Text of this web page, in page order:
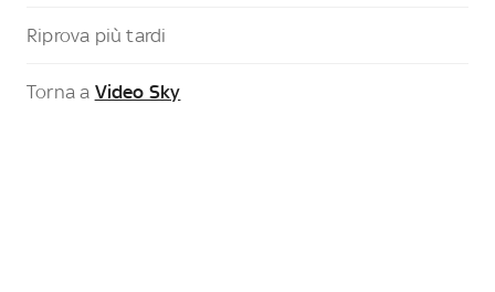
Riprova più tardi
Torna a Video Sky